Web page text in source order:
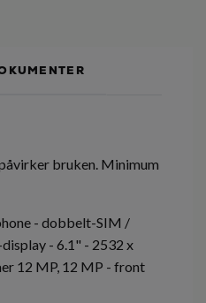
bruken. Minimum
- dobbelt-SIM /
- 6.1" - 2532 x
12 MP, 12 MP - front